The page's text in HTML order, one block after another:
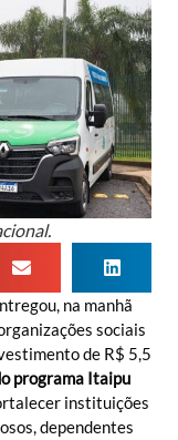
na manhã
sociais
de R$ 5,5
programa Itaipu
instituições
dependentes